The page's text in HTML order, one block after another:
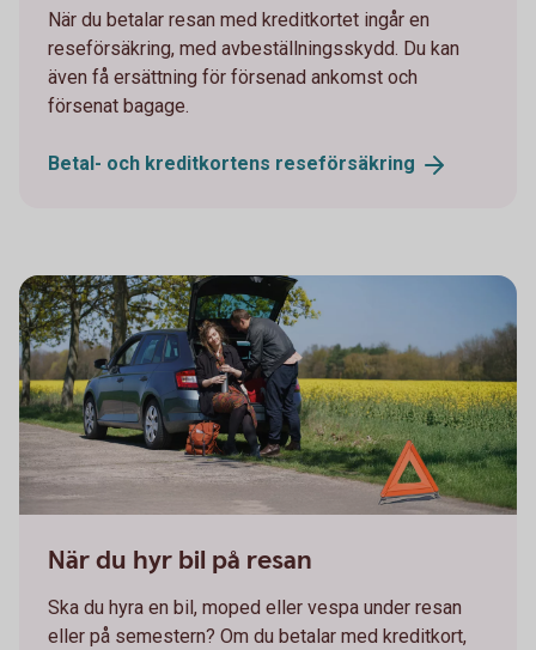
När du betalar resan med kreditkortet ingår en
reseförsäkring, med avbeställningsskydd. Du kan
även få ersättning för försenad ankomst och
försenat bagage.
Betal- och kreditkortens reseförsäkring
När du hyr bil på resan
Ska du hyra en bil, moped eller vespa under resan
eller på semestern? Om du betalar med kreditkort,